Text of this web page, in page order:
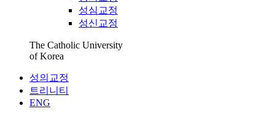
성심교정
성신교정
The Catholic University
of Korea
성의교정
트리니티
ENG